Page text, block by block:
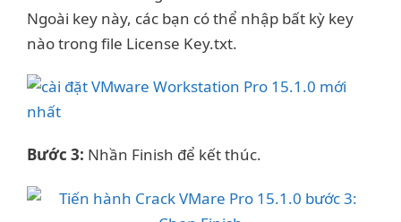
Ngoài key này, các bạn có thể nhập bất kỳ key
nào trong file License Key.txt.
Bước 3: Nhần Finish để kết thúc.